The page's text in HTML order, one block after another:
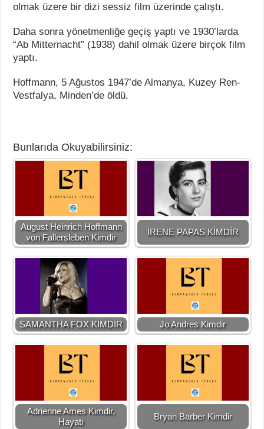
olmak üzere bir dizi sessiz film üzerinde çalıştı.
Daha sonra yönetmenliğe geçiş yaptı ve 1930’larda
“Ab Mitternacht” (1938) dahil olmak üzere birçok film
yaptı.
Hoffmann, 5 Ağustos 1947’de Almanya, Kuzey Ren-
Vestfalya, Minden’de öldü.
Bunlarıda Okuyabilirsiniz:
August Heinrich Hoffmann
von Fallersleben Kimdir
İRENE PAPAS KİMDİR
SAMANTHA FOX KİMDİR Jo Andres Kimdir
Adrienne Ames Kimdir,
Hayatı
Bryan Barber Kimdir